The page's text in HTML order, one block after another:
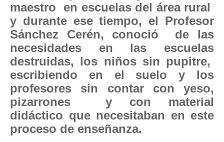
maestro en escuelas del área rural
y durante ese tiempo, el Profesor
Sánchez Cerén, conoció de las
necesidades en las escuelas
destruidas, los niños sin pupitre,
escribiendo en el suelo y los
profesores sin contar con yeso,
pizarrones y con material
didáctico que necesitaban en este
proceso de enseñanza.